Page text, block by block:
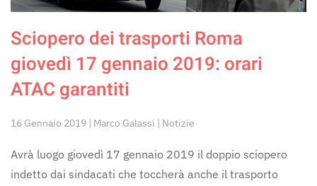
Sciopero dei trasporti Roma
giovedì 17 gennaio 2019: orari
ATAC garantiti
16 Gennaio 2019 | Marco Galassi | Notizie
Avrà luogo giovedì 17 gennaio 2019 il doppio sciopero
indetto dai sindacati che toccherà anche il trasporto